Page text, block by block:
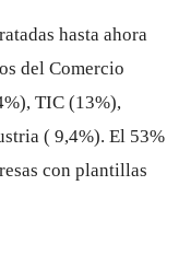
hasta ahora
del Comercio
TIC (13%),
( 9,4%). El 53%
con plantillas